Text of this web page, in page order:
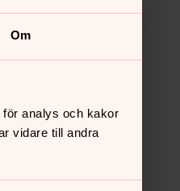
Om
analys och kakor
vidare till andra